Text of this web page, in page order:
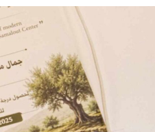
ب
ر
ا
إ
ل
ك